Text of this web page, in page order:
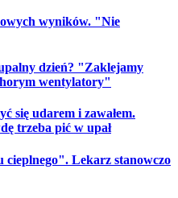
wyników. "Nie
dzień? "Zaklejamy
wentylatory"
się udarem i zawałem.
trzeba pić w upał
Lekarz stanowczo